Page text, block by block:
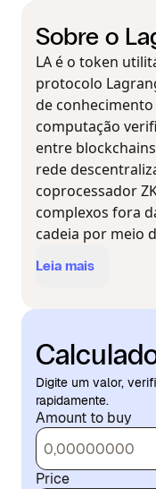
Sobre o
LA é o token
protocolo
de
computação
entre
rede
coprocessador
complexos fora
cadeia por meio
Leia mais
Digite um valor,
rapidamente.
Amount to buy
Price